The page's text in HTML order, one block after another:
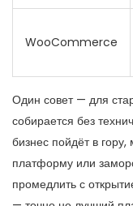
WooCommerce
Один совет — для
собирается без
бизнес пойдёт в
платформу или
промедлить с